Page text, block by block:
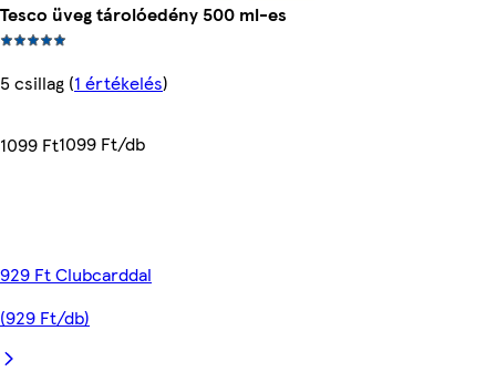
Tesco üveg tárolóedény 500 ml-es
5 csillag (1 értékelés)
1099 Ft1099 Ft/db
929 Ft Clubcarddal
(929 Ft/db)